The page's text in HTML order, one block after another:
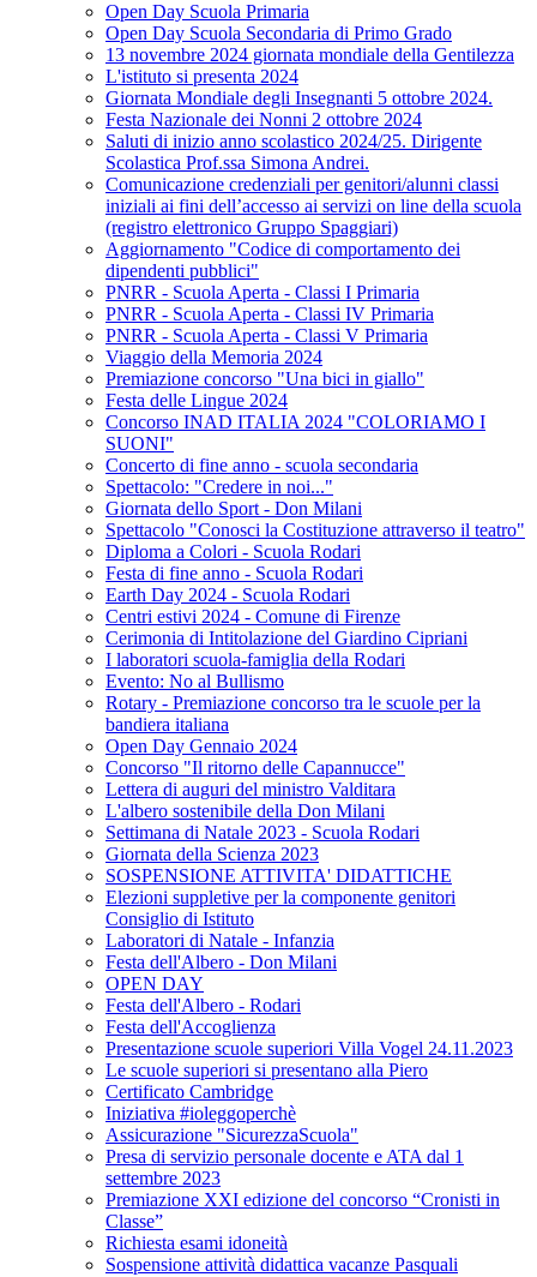
Open Day Scuola Primaria
Open Day Scuola Secondaria di Primo Grado
13 novembre 2024 giornata mondiale della Gentilezza
L'istituto si presenta 2024
Giornata Mondiale degli Insegnanti 5 ottobre 2024.
Festa Nazionale dei Nonni 2 ottobre 2024
Saluti di inizio anno scolastico 2024/25. Dirigente
Scolastica Prof.ssa Simona Andrei.
Comunicazione credenziali per genitori/alunni classi
iniziali ai fini dell’accesso ai servizi on line della scuola
(registro elettronico Gruppo Spaggiari)
Aggiornamento "Codice di comportamento dei
dipendenti pubblici"
PNRR - Scuola Aperta - Classi I Primaria
PNRR - Scuola Aperta - Classi IV Primaria
PNRR - Scuola Aperta - Classi V Primaria
Viaggio della Memoria 2024
Premiazione concorso "Una bici in giallo"
Festa delle Lingue 2024
Concorso INAD ITALIA 2024 "COLORIAMO I
SUONI"
Concerto di fine anno - scuola secondaria
Spettacolo: "Credere in noi..."
Giornata dello Sport - Don Milani
Spettacolo "Conosci la Costituzione attraverso il teatro"
Diploma a Colori - Scuola Rodari
Festa di fine anno - Scuola Rodari
Earth Day 2024 - Scuola Rodari
Centri estivi 2024 - Comune di Firenze
Cerimonia di Intitolazione del Giardino Cipriani
I laboratori scuola-famiglia della Rodari
Evento: No al Bullismo
Rotary - Premiazione concorso tra le scuole per la
bandiera italiana
Open Day Gennaio 2024
Concorso "Il ritorno delle Capannucce"
Lettera di auguri del ministro Valditara
L'albero sostenibile della Don Milani
Settimana di Natale 2023 - Scuola Rodari
Giornata della Scienza 2023
SOSPENSIONE ATTIVITA' DIDATTICHE
Elezioni suppletive per la componente genitori
Consiglio di Istituto
Laboratori di Natale - Infanzia
Festa dell'Albero - Don Milani
OPEN DAY
Festa dell'Albero - Rodari
Festa dell'Accoglienza
Presentazione scuole superiori Villa Vogel 24.11.2023
Le scuole superiori si presentano alla Piero
Certificato Cambridge
Iniziativa #ioleggoperchè
Assicurazione "SicurezzaScuola"
Presa di servizio personale docente e ATA dal 1
settembre 2023
Premiazione XXI edizione del concorso “Cronisti in
Classe”
Richiesta esami idoneità
Sospensione attività didattica vacanze Pasquali